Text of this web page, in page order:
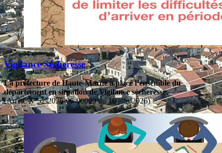
Vigilance Sécheresse
La préfecture de Haute-Marne a placé l’ensemble du
département en situation de Vigilance sécheresse.
(Arrêté N°52-2026-06-00099 du 16 juin 2026)